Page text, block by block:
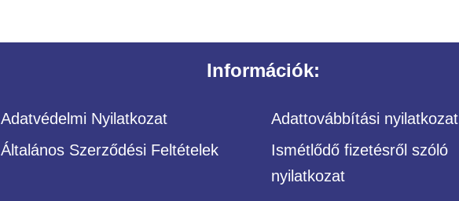
Információk:
Adatvédelmi Nyilatkozat
Általános Szerződési Feltételek
Adattovábbítási nyilatkozat
Ismétlődő fizetésről szóló
nyilatkozat